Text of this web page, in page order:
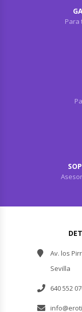
Para
Av. los
Sevilla
640 552